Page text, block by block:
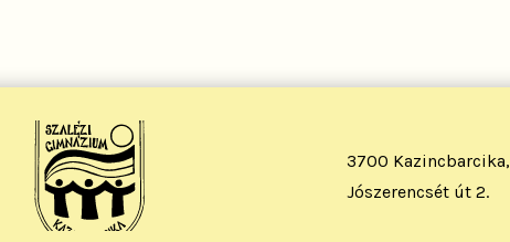
3700 Kazincbarcika,
Jószerencsét út 2.